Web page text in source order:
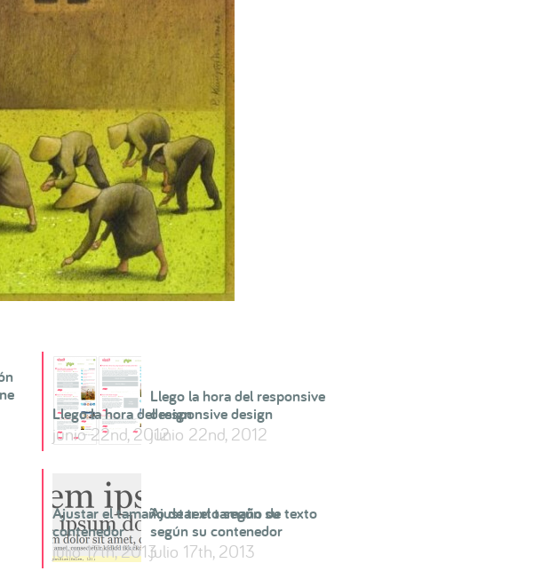
Llego la hora del responsive
design
junio 22nd, 2012
Llego la hora del responsive design
junio 22nd, 2012
Ajustar el tamaño de texto
según su contenedor
julio 17th, 2013
Ajustar el tamaño de texto según su
contenedor
julio 17th, 2013